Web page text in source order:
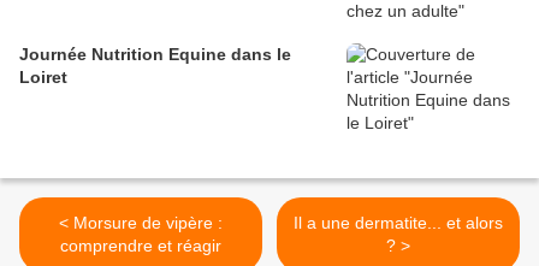
Journée Nutrition Equine dans le
Loiret
< Morsure de vipère :
comprendre et réagir
Il a une dermatite... et alors
? >